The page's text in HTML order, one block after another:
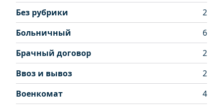
Без рубрики
2
Больничный
6
Брачный договор
2
Ввоз и вывоз
2
Военкомат
4